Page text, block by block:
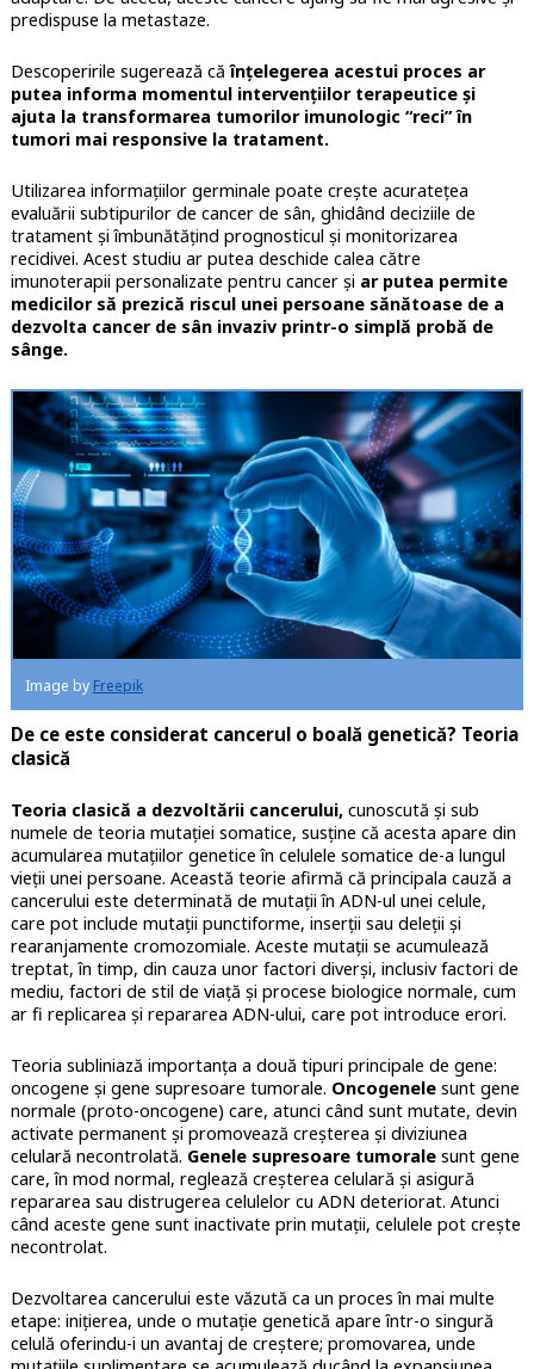
predispuse la metastaze.
Descoperirile sugerează căînțelegerea acestui proces ar
putea informa momentul intervențiilor terapeutice și
ajuta la transformarea tumorilor imunologic “reci” în
tumori mai responsive la tratament.
Utilizarea informațiilor germinale poate crește acuratețea
evaluării subtipurilor de cancer de sân, ghidând deciziile de
tratament și îmbunătățind prognosticul și monitorizarea
recidivei. Acest studiu ar putea deschide calea către
imunoterapii personalizate pentru cancer și ar putea permite
medicilor să prezică riscul unei persoane sănătoase de a
dezvolta cancer de sân invaziv printr-o simplă probă de
sânge.
Image by Freepik
De ce este considerat cancerul o boală genetică? Teoria
clasică
Teoria clasică a dezvoltării cancerului,cunoscută și sub
numele de teoria mutației somatice, susține că acesta apare din
acumularea mutațiilor genetice în celulele somatice de-a lungul
vieții unei persoane. Această teorie afirmă că principala cauză a
cancerului este determinată de mutații în ADN-ul unei celule,
care pot include mutații punctiforme, inserții sau deleții și
rearanjamente cromozomiale. Aceste mutații se acumulează
treptat, în timp, din cauza unor factori diverși, inclusiv factori de
mediu, factori de stil de viață și procese biologice normale, cum
ar fi replicarea și repararea ADN-ului, care pot introduce erori.
Teoria subliniază importanța a două tipuri principale de gene:
oncogene și gene supresoare tumorale. Oncogenelesunt gene
normale (proto-oncogene) care, atunci când sunt mutate, devin
activate permanent și promovează creșterea și diviziunea
celulară necontrolată. Genele supresoare tumoralesunt gene
care, în mod normal, reglează creșterea celulară și asigură
repararea sau distrugerea celulelor cu ADN deteriorat. Atunci
când aceste gene sunt inactivate prin mutații, celulele pot crește
necontrolat.
Dezvoltarea cancerului este văzută ca un proces în mai multe
etape: inițierea, unde o mutație genetică apare într-o singură
celulă oferindu-i un avantaj de creștere; promovarea, unde